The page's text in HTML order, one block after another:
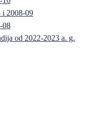
i 2008-09
08
od 2022-2023 a. g.